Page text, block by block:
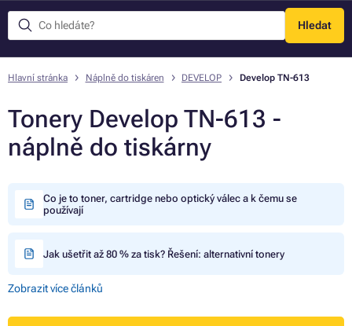
Hledat
Menu
Hlavní stránka Náplně do tiskáren DEVELOP Develop TN-613
Tonery Develop TN-613 -
náplně do tiskárny
Co je to toner, cartridge nebo optický válec a k čemu se
používají
Jak ušetřit až 80 % za tisk? Řešení: alternativní tonery
Zobrazit více článků